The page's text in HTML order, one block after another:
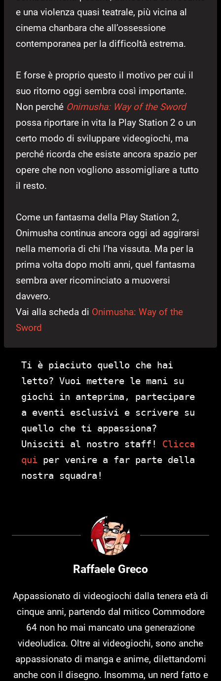
e una violenza quasi teatrale, più vicina al
cinema chanbara che all’ossessione
contemporanea per la difficoltà estrema.
E forse è proprio questo il motivo per cui il
suo ritorno oggi sembra così importante.
Non perché Onimusha: Way of the Sword
possa riportare in vita la Play Station 2 o un
certo modo di sviluppare videogiochi, ma
perché ricorda che esiste ancora spazio per
opere che non vogliono assomigliare a tutto
il resto.
Come un fantasma della Play Station 2,
Onimusha continua ancora oggi ad aggirarsi
nella memoria di chi l’ha vissuta. Ma per la
prima volta dopo molti anni, quel fantasma
sembra aver ricominciato a muoversi
davvero.
Vai alla scheda di Onimusha: Way of the
Sword
Ti è piaciuto quello che hai
letto? Vuoi mettere le mani su
giochi in anteprima, partecipare
a eventi esclusivi e scrivere su
quello che ti appassiona?
Unisciti al nostro staff! Clicca
qui per venire a far parte della
nostra squadra!
Raffaele Greco
Appassionato di videogiochi dalla tenera età di
cinque anni, partendo dal mitico Commodore
64 non ho mai mancato una generazione
videoludica. Oltre ai videogiochi, sono anche
appassionato di manga e anime, dilettandomi
anche con il disegno. Insomma, un nerd fatto e